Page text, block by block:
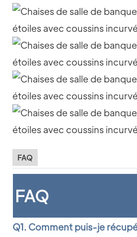
FAQ
FAQ
Q1. Comment puis-je